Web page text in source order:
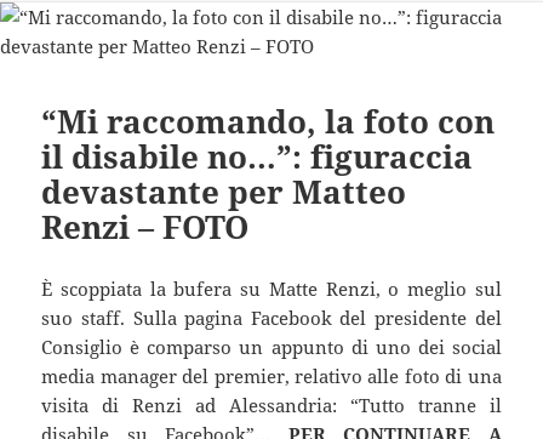
“Mi raccomando, la foto con
il disabile no…”: figuraccia
devastante per Matteo
Renzi – FOTO
È scoppiata la bufera su Matte Renzi, o meglio sul
suo staff. Sulla pagina Facebook del presidente del
Consiglio è comparso un appunto di uno dei social
media manager del premier, relativo alle foto di una
visita di Renzi ad Alessandria: “Tutto tranne il
disabile su Facebook”… PER CONTINUARE A